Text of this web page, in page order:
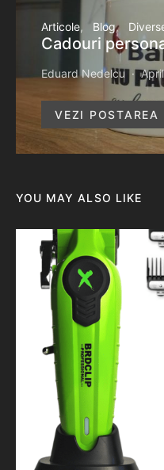
Articole Blog
Cadouri
Eduard Nedelcu
VEZI POSTAREA
YOU MAY ALSO LIKE